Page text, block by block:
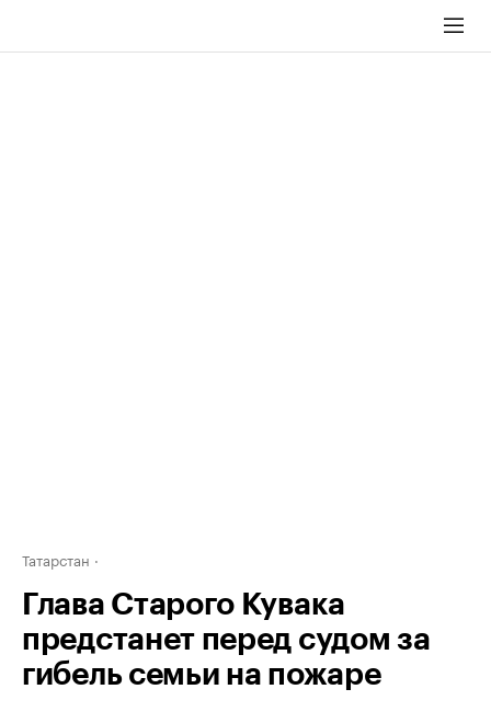
Татарстан
Глава Старого Кувака
предстанет перед судом за
гибель семьи на пожаре